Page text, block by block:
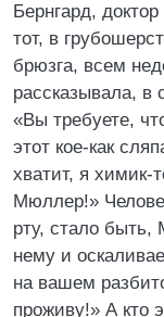
Бернгард,
тот, в
брюзга, всем
рассказывала,
«Вы требуете,
этот кое-как
хватит, я химик-
Мюллер!»
рту, стало быть,
нему и
на вашем
проживу!» А кто